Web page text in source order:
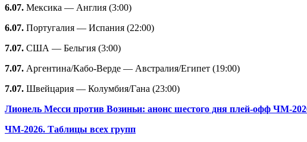
6.07. Мексика — Англия (3:00)
6.07. Португалия — Испания (22:00)
7.07. США — Бельгия (3:00)
7.07. Аргентина/Кабо-Верде — Австралия/Египет (19:00)
7.07. Швейцария — Колумбия/Гана (23:00)
Лионель Месси против Возиньи: анонс шестого дня плей-офф ЧМ-
ЧМ-2026. Таблицы всех групп